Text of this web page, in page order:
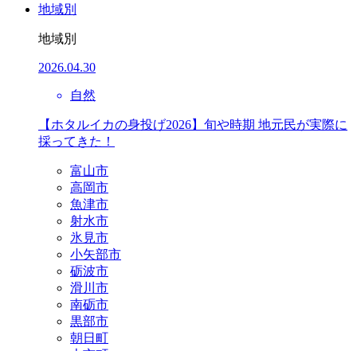
地域別
地域別
2026.04.30
自然
【ホタルイカの身投げ2026】旬や時期 地元民が実際に
採ってきた！
富山市
高岡市
魚津市
射水市
氷見市
小矢部市
砺波市
滑川市
南砺市
黒部市
朝日町